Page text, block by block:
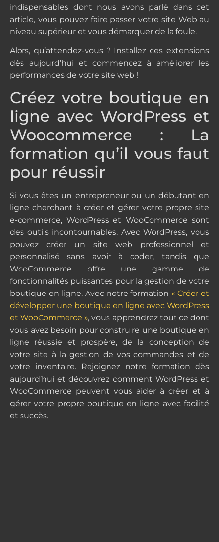
indispensables dont nous avons parlé dans cet
article, vous pouvez faire passer votre site Web au
niveau supérieur et vous démarquer de la foule.
Alors, qu’attendez-vous ? Installez ces extensions
dès aujourd’hui et commencez à améliorer les
performances de votre site web !
Créez votre boutique en
ligne avec WordPress et
Woocommerce : La
formation qu’il vous faut
pour réussir
Si vous êtes un entrepreneur ou un débutant en
ligne cherchant à créer et gérer votre propre site
e-commerce, WordPress et WooCommerce sont
des outils incontournables. Avec WordPress, vous
pouvez créer un site web professionnel et
personnalisé sans avoir à coder, tandis que
WooCommerce offre une gamme de
fonctionnalités puissantes pour la gestion de votre
boutique en ligne. Avec notre formation « Créer et
développer une boutique en ligne avec WordPress
et WooCommerce », vous apprendrez tout ce dont
vous avez besoin pour construire une boutique en
ligne réussie et prospère, de la conception de
votre site à la gestion de vos commandes et de
votre inventaire. Rejoignez notre formation dès
aujourd’hui et découvrez comment WordPress et
WooCommerce peuvent vous aider à créer et à
gérer votre propre boutique en ligne avec facilité
et succès.